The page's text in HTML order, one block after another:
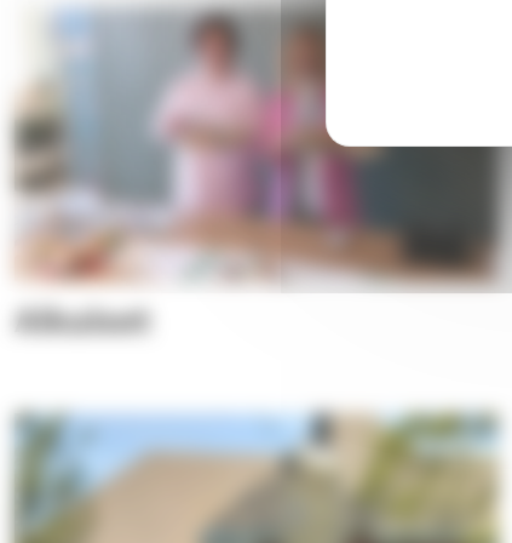
Aikuiset